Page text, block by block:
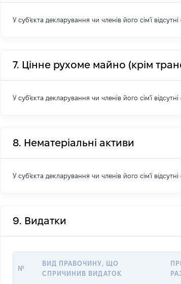
У суб'єкта декларування чи членів його сім'ї
7. Цінне рухоме майно (крім
У суб'єкта декларування чи членів його сім'ї
8. Нематеріальні активи
У суб'єкта декларування чи членів його сім'ї
9. Видатки
№
ВИД ПРАВОЧИНУ, ЩО
СПРИЧИНИВ ВИДАТОК